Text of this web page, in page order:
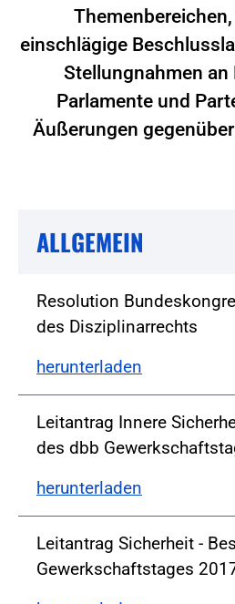
einschlägige
Stellungnahmen an
Parlamente und
Äußerungen
ALLGEMEIN
Resolution
des Disziplinarrechts
herunterladen
Leitantrag Innere
des dbb
herunterladen
Leitantrag Sicherheit -
Gewerkschaftstages